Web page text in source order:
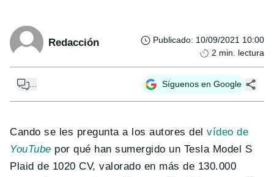
Redacción Publicado: 10/09/2021 10:00
2 min. lectura
... Síguenos en Google
Cando se les pregunta a los autores del vídeo de
YouTube por qué han sumergido un Tesla Model S
Plaid de 1020 CV, valorado en más de 130.000